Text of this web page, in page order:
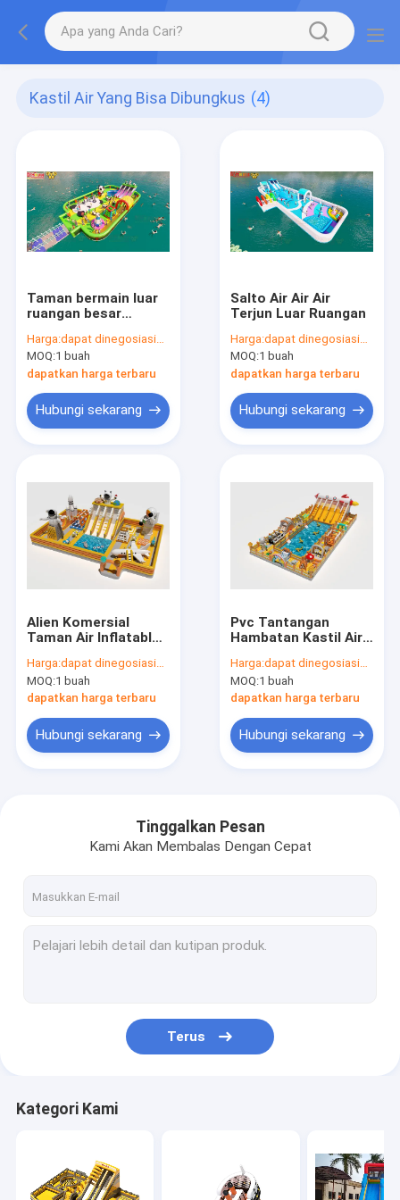
Kastil Air Yang Bisa Dibungkus (4)
Taman bermain luar
ruangan besar
kembung di lautan
Harga:dapat dinegosiasikan
MOQ:1 buah
dapatkan harga terbaru
Hubungi sekarang
Salto Air Air Air
Terjun Luar Ruangan
Harga:dapat dinegosiasikan
MOQ:1 buah
dapatkan harga terbaru
Hubungi sekarang
Alien Komersial
Taman Air Inflatable
Harga:dapat dinegosiasikan
MOQ:1 buah
dapatkan harga terbaru
Hubungi sekarang
Pvc Tantangan
Hambatan Kastil Air
Kolam Renang
Harga:dapat dinegosiasikan
MOQ:1 buah
dapatkan harga terbaru
Hubungi sekarang
Tinggalkan Pesan
Kami Akan Membalas Dengan Cepat
Terus
Kategori Kami